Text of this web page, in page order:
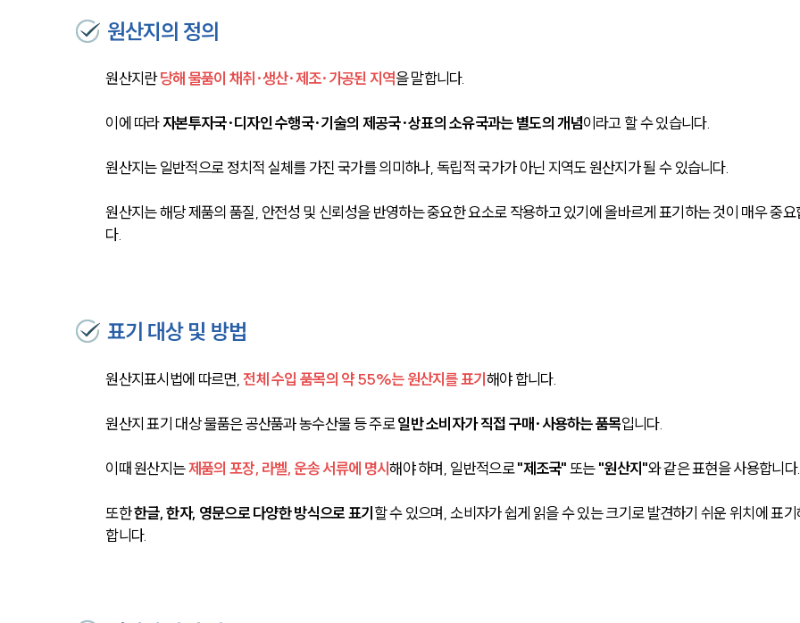
원산지의 정의
원산지란 당해 물품이 채취·생산·제조·가공된 지역을 말합니다.
이에 따라 자본투자국·디자인 수행국·기술의 제공국·상표의 소유국과는 별도의 개념이라고 할 수 있습니다.
원산지는 일반적으로 정치적 실체를 가진 국가를 의미하나, 독립적 국가가 아닌 지역도 원산지가 될 수 있습니다.
원산지는 해당 제품의 품질, 안전성 및 신뢰성을 반영하는 중요한 요소로 작용하고 있기에 올바르게 표기하는 것이 매우 중요
다.
표기 대상 및 방법
원산지표시법에 따르면, 전체 수입 품목의 약 55%는 원산지를 표기해야 합니다.
원산지 표기 대상 물품은 공산품과 농수산물 등 주로 일반 소비자가 직접 구매·사용하는 품목입니다.
이때 원산지는 제품의 포장, 라벨, 운송 서류에 명시해야 하며, 일반적으로 "제조국" 또는 "원산지"와 같은 표현을 사용합니다.
또한 한글, 한자, 영문으로 다양한 방식으로 표기할 수 있으며, 소비자가 쉽게 읽을 수 있는 크기로 발견하기 쉬운 위치에 표
합니다.